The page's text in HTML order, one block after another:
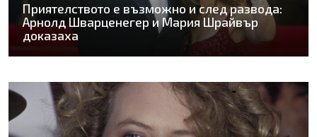
Приятелството е възможно и след развода:
Арнолд Шварценегер и Мария Шрайвър
доказаха